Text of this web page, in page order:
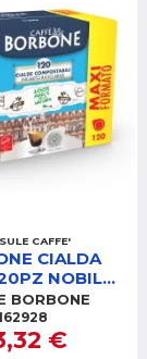
CAFFE'
CIALDA
NOBILE
(BLU)
BORBONE
€